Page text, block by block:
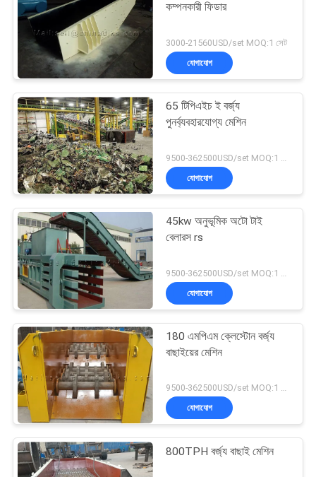
কম্পনকারী ফিডার
3000-21560USD/set MOQ:1 সেট
যোগাযোগ
65 টিপিএইচ ই বর্জ্য
পুনর্ব্যবহারযোগ্য মেশিন
যোগাযোগ
45kw অনুভূমিক অটো টাই
বেলারস rs
যোগাযোগ
180 এমপিএম ক্লেস্টোন বর্জ্য
বাছাইয়ের মেশিন
9500-362500USD/set MOQ:1 সেট
যোগাযোগ
800TPH বর্জ্য বাছাই মেশিন